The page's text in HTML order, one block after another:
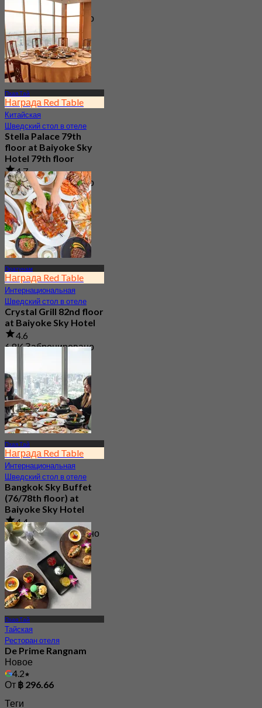
4.6
9.3K Забронировано
От฿ 380
Пхая Тай
Награда Red Table
Китайская
Шведский стол в отеле
Stella Palace 79th
floor at Baiyoke Sky
Hotel 79th floor
4.7
6.8K Забронировано
От฿ 1,350
Пратунам
Награда Red Table
Интернациональная
Шведский стол в отеле
Crystal Grill 82nd floor
at Baiyoke Sky Hotel
4.6
6.8K Забронировано
Пхая Тай
Награда Red Table
Интернациональная
Шведский стол в отеле
Bangkok Sky Buffet
(76/78th floor) at
Baiyoke Sky Hotel
4.4
25.9K Забронировано
От฿ 380
Пхая Тай
Тайская
Ресторан отеля
De Prime Rangnam
Новое
4.2
От ฿ 296.66
Теги